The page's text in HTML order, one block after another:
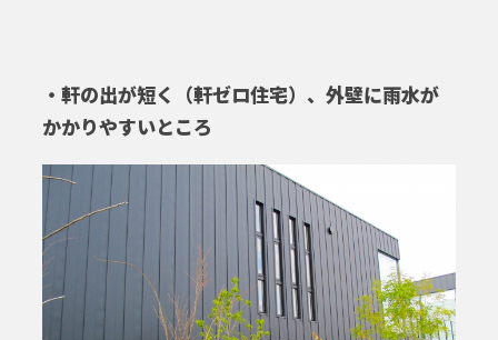
・軒の出が短く（軒ゼロ住宅）、外壁に雨水が
かかりやすいところ